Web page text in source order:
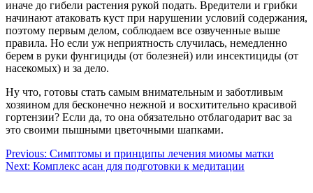
иначе до гибели растения рукой подать. Вредители и грибки
начинают атаковать куст при нарушении условий содержания,
поэтому первым делом, соблюдаем все озвученные выше
правила. Но если уж неприятность случилась, немедленно
берем в руки фунгициды (от болезней) или инсектициды (от
насекомых) и за дело.
Ну что, готовы стать самым внимательным и заботливым
хозяином для бесконечно нежной и восхитительно красивой
гортензии? Если да, то она обязательно отблагодарит вас за
это своими пышными цветочными шапками.
Навигация
по
Previous: Симптомы и принципы лечения миомы матки
Next: Комплекс асан для подготовки к медитации